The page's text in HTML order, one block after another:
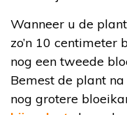
Wanneer u de
zo’n 10 centimeter
nog een tweede
Bemest de plant
nog grotere